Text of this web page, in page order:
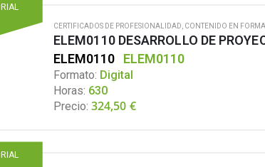
CERTIFICADOS DE PROFESIONALIDAD, CONTENIDO EN
ELEM0110 DESARROLLO DE
ELEM0110
ELEM0110
Formato: Digital
Horas: 630
Precio: 324,50 €